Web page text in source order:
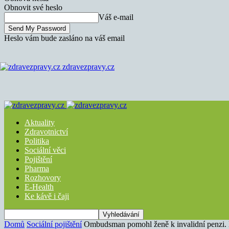
Obnovit své heslo
Váš e-mail
Heslo vám bude zasláno na váš email
zdravezpravy.cz
Aktuality
Zdravotnictví
Politika
Sociální věci
Pojištění
Pharma
Rozhovory
E-Health
Ke kávě i čaji
Domů Sociální pojištění Ombudsman pomohl ženě k invalidní